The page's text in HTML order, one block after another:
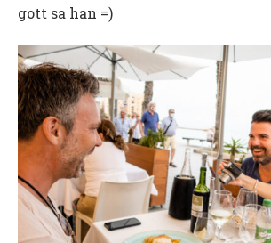
gott sa han =)